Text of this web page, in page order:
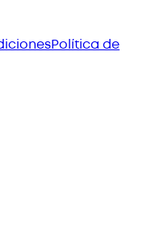
Política de